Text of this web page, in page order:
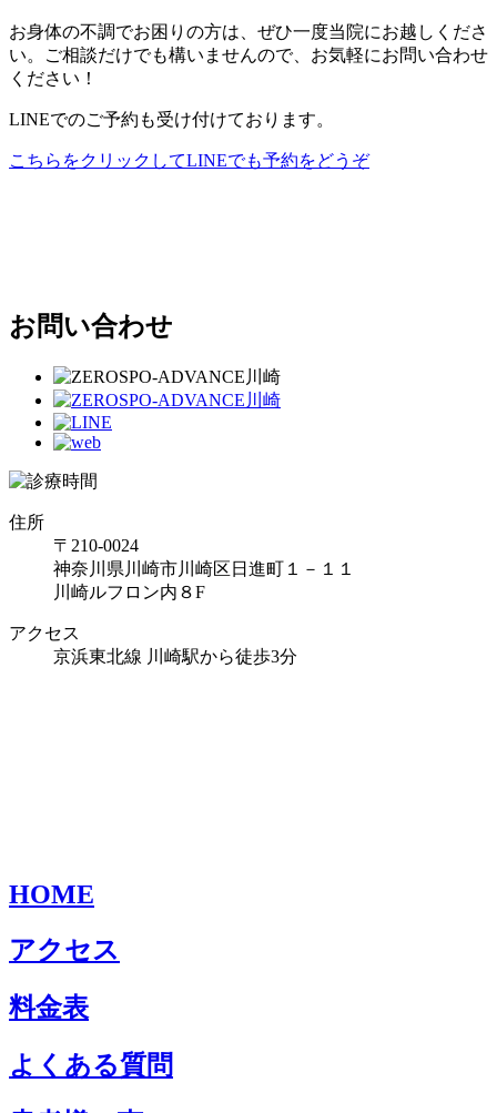
お身体の不調でお困りの方は、ぜひ一度当院にお越しくださ
い。ご相談だけでも構いませんので、お気軽にお問い合わせ
ください！
LINEでのご予約も受け付けております。
こちらをクリックしてLINEでも予約をどうぞ
お問い合わせ
住所
〒210-0024
神奈川県川崎市川崎区日進町１－１１
川崎ルフロン内８F
アクセス
京浜東北線 川崎駅から徒歩3分
HOME
アクセス
料金表
よくある質問